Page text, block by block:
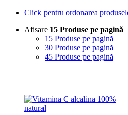
Click pentru ordonarea
Afisare 15 Produse pe pagină
15 Produse pe pagină
30 Produse pe pagină
45 Produse pe pagină